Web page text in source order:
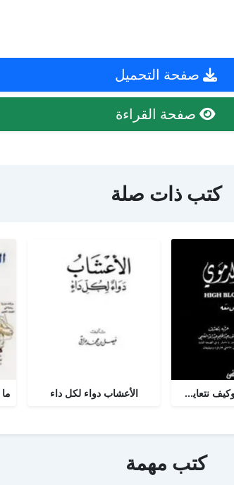
صفحة التحميل
صفحة القراءة
كتب ذات صلة
الضغط الدموى وكيف نتعايش معه الأعشاب دواء لكل داء
كتب مهمة